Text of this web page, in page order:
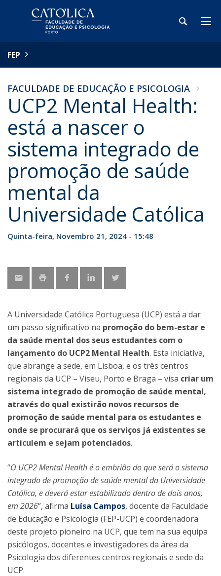
FEP
FACULDADE DE EDUCAÇÃO E PSICOLOGIA
UCP2 Mental Health:
está a nascer o
sistema integrado de
promoção de saúde
mental da
Universidade Católica
Quinta-feira, Novembro 21, 2024 - 15:48
A Universidade Católica Portuguesa (UCP) está a dar
um passo significativo na promoção do bem-estar e
da saúde mental dos seus estudantes com o
lançamento do UCP2 Mental Health. Esta iniciativa,
que abrange a sede, em Lisboa, e os três centros
regionais da UCP – Viseu, Porto e Braga – visa criar um
sistema integrado de promoção de saúde mental,
através do qual existirão novos recursos de
promoção de saúde mental para os estudantes e
onde se procurará que os serviços já existentes se
articulem e sejam potenciados.
“O UCP2 Mental Health é o embrião do que será o sistema
integrado de promoção de saúde mental da Universidade
Católica, e deverá estar estabilizado dentro de dois anos,
em 2026”, afirma Luísa Campos, docente da Faculdade
de Educação e Psicologia (FEP-UCP) e coordenadora
deste projeto pioneiro na UCP, que tem na sua equipa
psicólogos, docentes e investigadores da área da
Psicologia dos diferentes centros regionais e sede da
UCP.